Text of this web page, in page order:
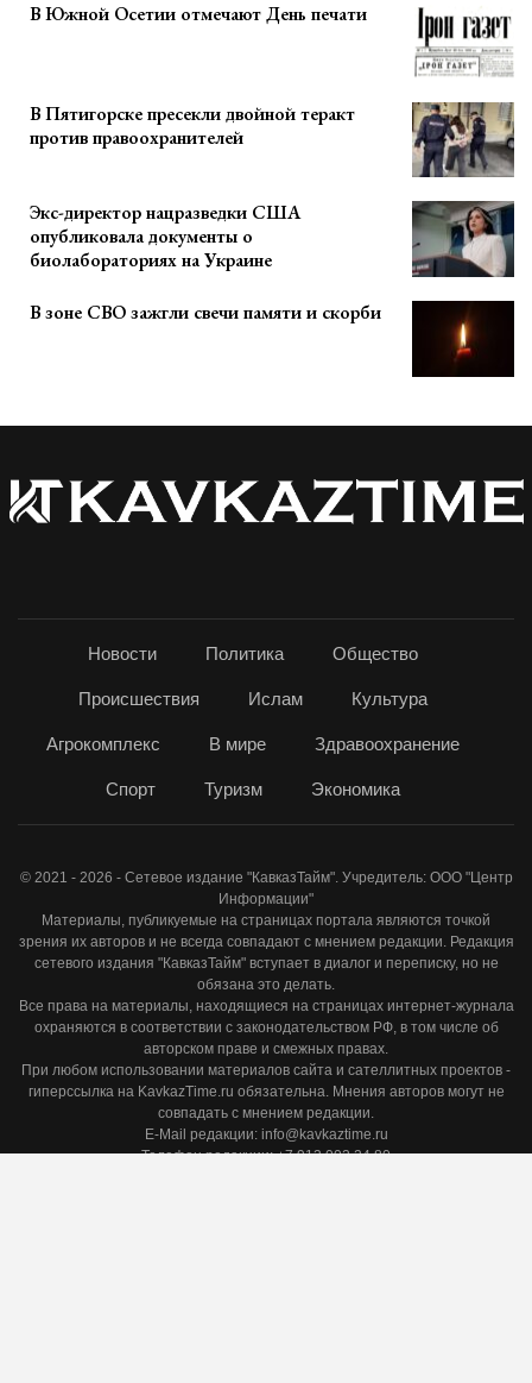
В Южной Осетии отмечают День печати
В Пятигорске пресекли двойной теракт
против правоохранителей
Экс-директор нацразведки США
опубликовала документы о
биолабораториях на Украине
В зоне СВО зажгли свечи памяти и скорби
Новости Политика Общество
Происшествия Ислам Культура
Агрокомплекс В мире Здравоохранение
Спорт Туризм Экономика
© 2021 - 2026 - Сетевое издание "КавказТайм". Учредитель: ООО "Центр
Информации"
Материалы, публикуемые на страницах портала являются точкой
зрения их авторов и не всегда совпадают с мнением редакции. Редакция
сетевого издания "КавказТайм" вступает в диалог и переписку, но не
обязана это делать.
Все права на материалы, находящиеся на страницах интернет-журнала
охраняются в соответствии с законодательством РФ, в том числе об
авторском праве и смежных правах.
При любом использовании материалов сайта и сателлитных проектов -
гиперссылка на KavkazTime.ru обязательна. Мнения авторов могут не
совпадать с мнением редакции.
E-Mail редакции: info@kavkaztime.ru
Телефон редакции: +7 913 002 24 80